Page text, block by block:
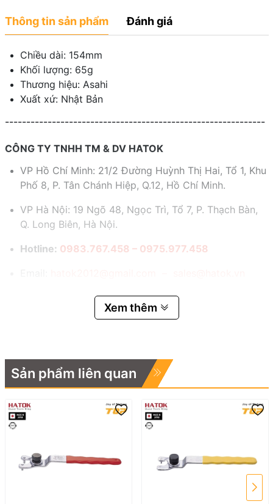
Thông tin sản phẩm Đánh giá
Chiều dài: 154mm
Khối lượng: 65g
Thương hiệu: Asahi
Xuất xứ: Nhật Bản
-------------------------------------------------------------
CÔNG TY TNHH TM & DV HATOK
VP Hồ Chí Minh: 21/2 Đường Huỳnh Thị Hai, Tổ 1, Khu
Phố 8, P. Tân Chánh Hiệp, Q.12, Hồ Chí Minh.
VP Hà Nội: 19 Ngõ 48, Ngọc Trì, Tổ 7, P. Thạch Bàn,
Q. Long Biên, Hà Nội.
Hotline: 0983.767.458 – 0975.977.458
Xem thêm
Sản phẩm liên quan